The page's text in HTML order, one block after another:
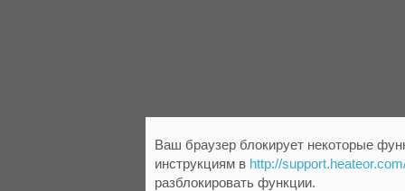
Ваш браузер блокирует некоторые
инструкциям в http://
разблокировать функции.